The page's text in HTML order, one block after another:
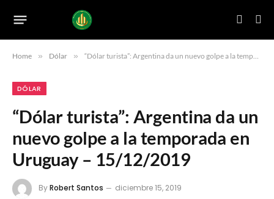
Home » Dólar » “Dólar turista”: Argentina da un nuevo golpe a la temporada en Uruguay – 15/12/2019
DÓLAR
“Dólar turista”: Argentina da un
nuevo golpe a la temporada en
Uruguay – 15/12/2019
ByRobert Santos
diciembre 15, 2019